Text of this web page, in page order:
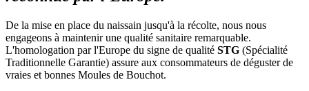
De la mise en place du naissain jusqu'à la récolte, nous nous
engageons à maintenir une qualité sanitaire remarquable.
L'homologation par l'Europe du signe de qualité STG (Spécialité
Traditionnelle Garantie) assure aux consommateurs de déguster de
vraies et bonnes Moules de Bouchot.